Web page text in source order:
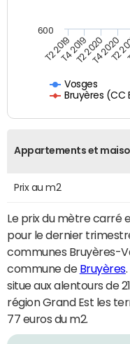
Vosges
Bruyères (CC
T2 2019T4 2019T2 2020T4 2020
T2
600
Appartements et
Prix au m2
Le prix du mètre carré
pour le dernier
communes Bruyères-
commune de Bruyères
situe aux alentours de
région Grand Est les
77 euros du m2.